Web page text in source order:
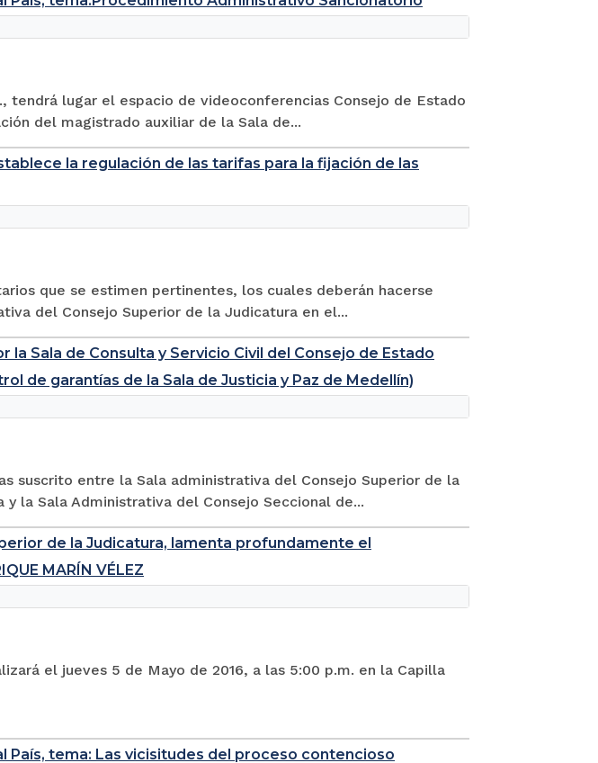
tendrá lugar el espacio de videoconferencias Consejo de Estado
del magistrado auxiliar de la Sala de...
la regulación de las tarifas para la fijación de las
que se estimen pertinentes, los cuales deberán hacerse
del Consejo Superior de la Judicatura en el...
Sala de Consulta y Servicio Civil del Consejo de Estado
de garantías de la Sala de Justicia y Paz de Medellín)
suscrito entre la Sala administrativa del Consejo Superior de la
la Sala Administrativa del Consejo Seccional de...
de la Judicatura, lamenta profundamente el
MARÍN VÉLEZ
el jueves 5 de Mayo de 2016, a las 5:00 p.m. en la Capilla
País, tema: Las vicisitudes del proceso contencioso